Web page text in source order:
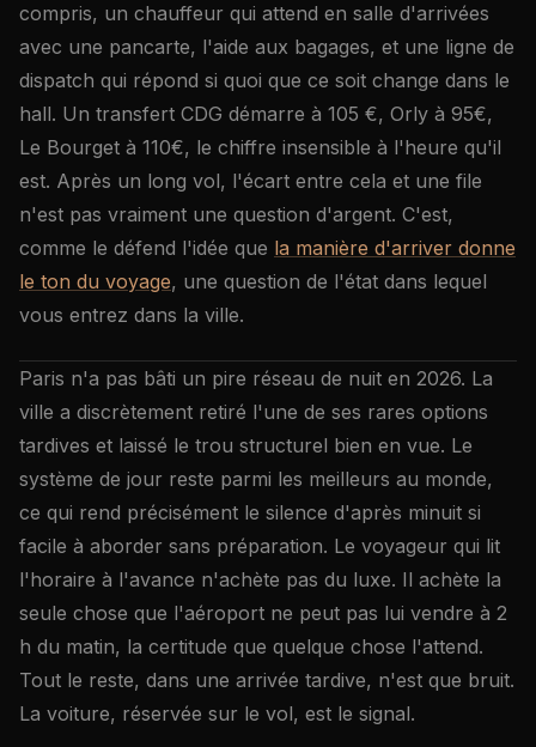
compris, un chauffeur qui attend en salle d'arrivées
avec une pancarte, l'aide aux bagages, et une ligne de
dispatch qui répond si quoi que ce soit change dans le
hall. Un transfert CDG démarre à 105 €, Orly à 95€,
Le Bourget à 110€, le chiffre insensible à l'heure qu'il
est. Après un long vol, l'écart entre cela et une file
n'est pas vraiment une question d'argent. C'est,
comme le défend l'idée que la manière d'arriver donne
le ton du voyage, une question de l'état dans lequel
vous entrez dans la ville.
Paris n'a pas bâti un pire réseau de nuit en 2026. La
ville a discrètement retiré l'une de ses rares options
tardives et laissé le trou structurel bien en vue. Le
système de jour reste parmi les meilleurs au monde,
ce qui rend précisément le silence d'après minuit si
facile à aborder sans préparation. Le voyageur qui lit
l'horaire à l'avance n'achète pas du luxe. Il achète la
seule chose que l'aéroport ne peut pas lui vendre à 2
h du matin, la certitude que quelque chose l'attend.
Tout le reste, dans une arrivée tardive, n'est que bruit.
La voiture, réservée sur le vol, est le signal.